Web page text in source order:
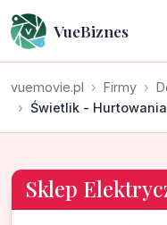
VueBiznes
vuemovie.pl Firmy
Świetlik -
Sklep